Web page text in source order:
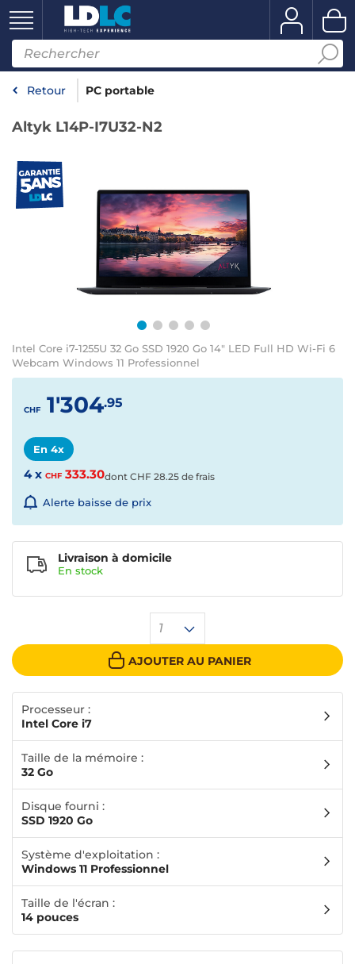
Retour PC portable
Altyk L14P-I7U32-N2
Intel Core i7-1255U 32 Go SSD 1920 Go 14" LED Full HD Wi-Fi 6
Webcam Windows 11 Professionnel
CHF 1'304.95
En 4x
4 x CHF333.30dont CHF 28.25 de frais
Alerte baisse de prix
1
AJOUTER AU PANIER
Livraison à domicile
En stock
Processeur :
Intel Core i7
Taille de la mémoire :
32 Go
Disque fourni :
SSD 1920 Go
Système d'exploitation :
Windows 11 Professionnel
Taille de l'écran :
14 pouces